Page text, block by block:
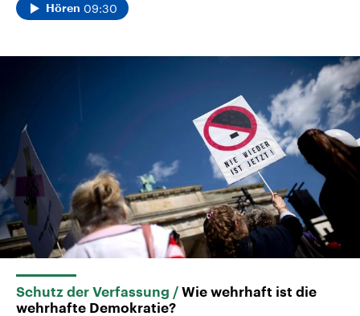
Hören 09:30
Schutz der Verfassung
Wie wehrhaft ist die
wehrhafte Demokratie?